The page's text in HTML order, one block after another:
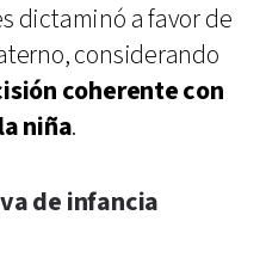
dictaminó a favor de
considerando
coherente con
niña.
de infancia